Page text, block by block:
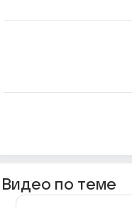
Видео по теме